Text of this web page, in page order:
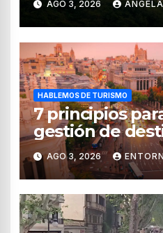
AGO 3, 2026
HABLEMOS DE TURISMO
7 principios
gestión de
según el WTTC
AGO 3, 2026